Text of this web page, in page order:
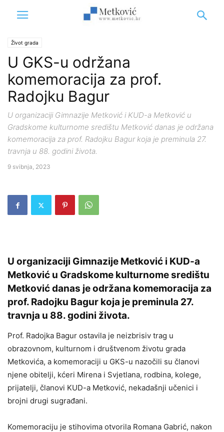
Život grada
U GKS-u održana
komemoracija za prof.
Radojku Bagur
U organizaciji Gimnazije Metković i KUD-a Metković u
Gradskome kulturnome središtu Metković danas je održana
komemoracija za prof. Radojku Bagur koja je preminula 27.
travnja u 88. godini života.
9 svibnja, 2023
U organizaciji Gimnazije Metković i KUD-a
Metković u Gradskome kulturnome središtu
Metković danas je održana komemoracija za
prof. Radojku Bagur koja je preminula 27.
travnja u 88. godini života.
Prof. Radojka Bagur ostavila je neizbrisiv trag u
obrazovnom, kulturnom i društvenom životu grada
Metkovića, a komemoraciji u GKS-u nazočili su članovi
njene obitelji, kćeri Mirena i Svjetlana, rodbina, kolege,
prijatelji, članovi KUD-a Metković, nekadašnji učenici i
brojni drugi sugrađani.
Komemoraciju je stihovima otvorila Romana Gabrić, nakon